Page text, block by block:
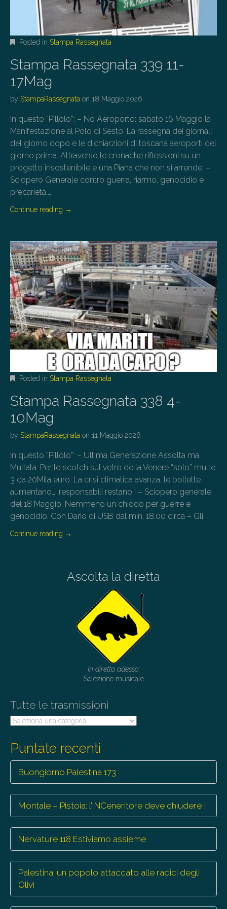
Posted in Stampa Rassegnata
Stampa Rassegnata 339 11-
17Mag
by StampaRassegnata on 18 Maggio 2026
In questo “Pillolo”: – No Aeroporto: sabato 16 Maggio la
Manifestazione al Polo di Sesto. La rassegna dei giornali
del giorno dopo e le dichiarzioni di toscana aeroporti del
giorno prima. Attraverso le cronache riflessioni su un
progetto insostenibile e una Piana che non si arrende. –
Sciopero Generale contro guerra, riarmo, genocidio e
precarietà.…
Continue reading →
Posted in Stampa Rassegnata
Stampa Rassegnata 338 4-
10Mag
by StampaRassegnata on 11 Maggio 2026
In questo “Pillolo”: – Ultima Generazione Assolta ma
Multata. Per lo scotch sul vetro della Venere “solo” multe:
3 da 20Mila euro. La crisi climatica avanza, le bollette
aumentano…i responsabili restano ! – Sciopero generale
del 18 Maggio. Nemmeno un chiodo per guerre e
genocidio. Con Dario di USB dal min. 18.00 circa – Gli…
Continue reading →
Ascolta la diretta
In diretta adesso:
Selezione musicale
Tutte le trasmissioni
Tutte
Puntate recenti
Buongiorno Palestina 173
Montale – Pistoia: l’INCeneritore deve chiudere !
Nervature 118 Estiviamo assieme
Palestina: un popolo attaccato alle radici degli
Olivi